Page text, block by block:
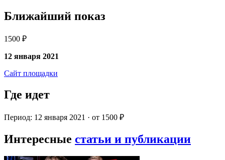
Ближайший показ
1500 ₽
12 января 2021
Сайт площадки
Где идет
Период: 12 января 2021 · от 1500 ₽
Интересные статьи и публикации